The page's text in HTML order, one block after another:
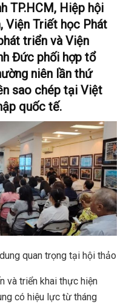
TP.HCM, Hiệp hội
Viện Triết học Phát
triển và Viện
Đức phối hợp tổ
niên lần thứ
sao chép tại Việt
quốc tế.
quan trọng tại hội thảo
và triển khai thực hiện
có hiệu lực từ tháng